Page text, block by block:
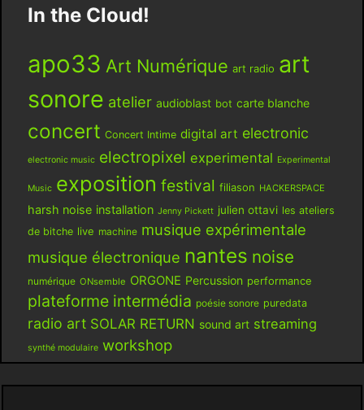
In the Cloud!
apo33 Art Numérique art radio art
sonore atelier audioblast bot carte blanche
concert Concert Intime digital art electronic
electronic music electropixel experimental Experimental
Music exposition festival filiason HACKERSPACE
harsh noise installation Jenny Pickett julien ottavi les ateliers
de bitche live machine musique expérimentale
musique électronique nantes noise
numérique ONsemble ORGONE Percussion performance
plateforme intermédia poésie sonore puredata
radio art SOLAR RETURN sound art streaming
synthé modulaire workshop